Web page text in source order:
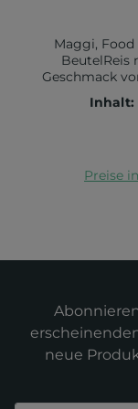
Maggi, Food
BeutelReis
Geschmack
WEIZEN),
Inhalt:
Preise
neue